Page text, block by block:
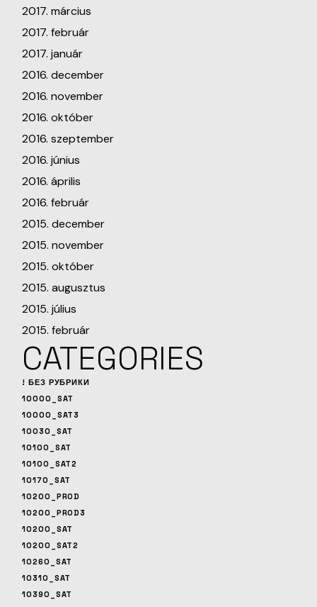
2017. március
2017. február
2017. január
2016. december
2016. november
2016. október
2016. szeptember
2016. június
2016. április
2016. február
2015. december
2015. november
2015. október
2015. augusztus
2015. július
2015. február
CATEGORIES
! БЕЗ РУБРИКИ
10000_SAT
10000_SAT3
10030_SAT
10100_SAT
10100_SAT2
10170_SAT
10200_PROD
10200_PROD3
10200_SAT
10200_SAT2
10260_SAT
10310_SAT
10390_SAT